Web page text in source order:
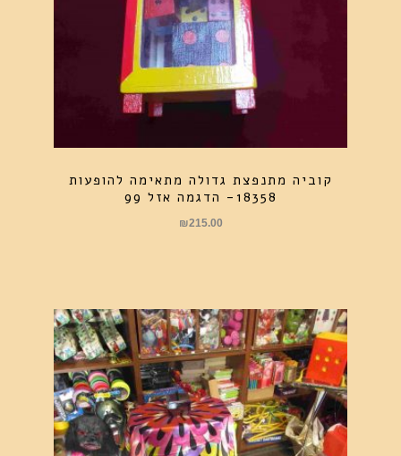
קוביה מתנפצת גדולה מתאימה להופעות
18358- הדגמה אזל 99
₪215.00